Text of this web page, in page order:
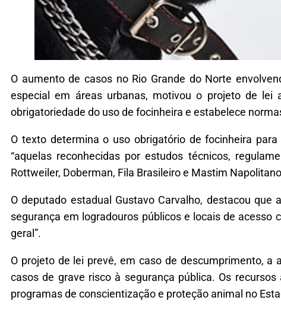
O aumento de casos no Rio Grande do Norte
especial em áreas urbanas, motivou o projeto de lei
obrigatoriedade do uso de focinheira e estabelece
O texto determina o uso obrigatório de focinheira
“aquelas reconhecidas por estudos técnicos,
Rottweiler, Doberman, Fila Brasileiro e Mastim
O deputado estadual Gustavo Carvalho, destacou
segurança em logradouros públicos e locais de
geral”.
O projeto de lei prevê, em caso de descumprimento,
casos de grave risco à segurança pública. Os
programas de conscientização e proteção animal no